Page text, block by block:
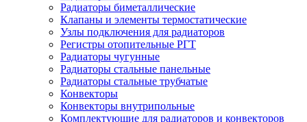
Радиаторы биметаллические
Клапаны и элементы термостатические
Узлы подключения для радиаторов
Регистры отопительные РГТ
Радиаторы чугунные
Радиаторы стальные панельные
Радиаторы стальные трубчатые
Конвекторы
Конвекторы внутрипольные
Комплектующие для радиаторов и конвекторов